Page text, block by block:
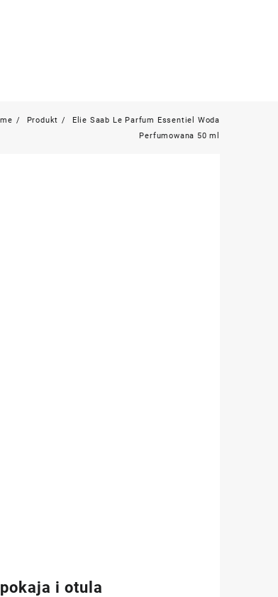
Produkt
Elie Saab Le Parfum Essentiel Woda
Perfumowana 50 ml
i otula